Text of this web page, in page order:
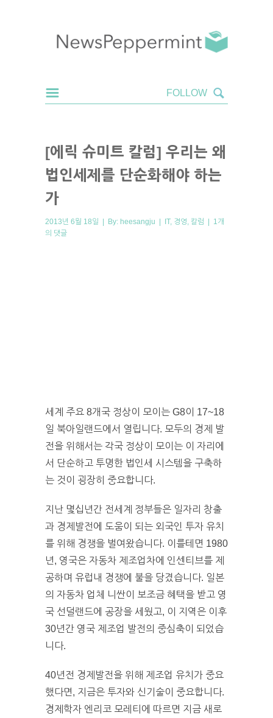
[에릭 슈미트 칼럼] 우리는 왜
법인세제를 단순화해야 하는
가
2013년 6월 18일 | By: heesangju | IT, 경영 칼럼 | 1개
의 댓글
세계 주요 8개국 정상이 모이는 G8이 17~18
일 북아일랜드에서 열립니다. 모두의 경제 발
전을 위해서는 각국 정상이 모이는 이 자리에
서 단순하고 투명한 법인세 시스템을 구축하
는 것이 굉장히 중요합니다.
지난 몇십년간 전세계 정부들은 일자리 창출
과 경제발전에 도움이 되는 외국인 투자 유치
를 위해 경쟁을 벌여왔습니다. 이를테면 1980
년, 영국은 자동차 제조업차에 인센티브를 제
공하며 유럽내 경쟁에 불을 당겼습니다. 일본
의 자동차 업체 니싼이 보조금 혜택을 받고 영
국 선덜랜드에 공장을 세웠고, 이 지역은 이후
30년간 영국 제조업 발전의 중심축이 되었습
니다.
40년전 경제발전을 위해 제조업 유치가 중요
했다면, 지금은 투자와 신기술이 중요합니다.
경제학자 엔리코 모레티에 따르면 지금 새로